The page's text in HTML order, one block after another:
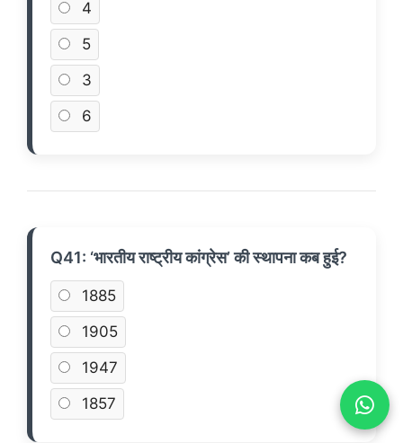
4
5
3
6
Q41: ‘भारतीय राष्ट्रीय कांग्रेस’ की स्थापना कब हुई?
1885
1905
1947
1857